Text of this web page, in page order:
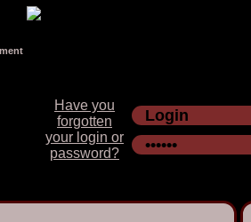
Have you
forgotten
your login or
password?